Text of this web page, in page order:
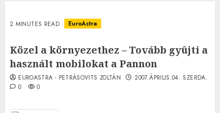
2 MINUTES READ EuroAstra
Közel a környezethez – Tovább gyûjti a
használt mobilokat a Pannon
EUROASTRA - PETRÁSOVITS ZOLTÁN
2007.ÁPRILIS.04. SZERDA.
0
0